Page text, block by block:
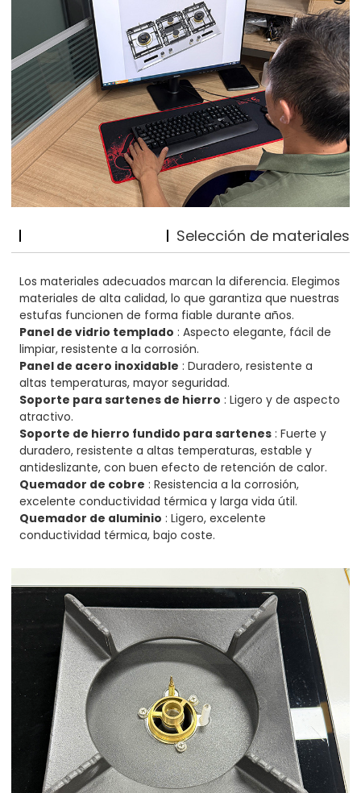
Selección de materiales
Los materiales adecuados marcan la diferencia. Elegimos
materiales de alta calidad, lo que garantiza que nuestras
estufas funcionen de forma fiable durante años.
Panel de vidrio templado : Aspecto elegante, fácil de
limpiar, resistente a la corrosión.
Panel de acero inoxidable : Duradero, resistente a
altas temperaturas, mayor seguridad.
Soporte para sartenes de hierro : Ligero y de aspecto
atractivo.
Soporte de hierro fundido para sartenes : Fuerte y
duradero, resistente a altas temperaturas, estable y
antideslizante, con buen efecto de retención de calor.
Quemador de cobre : Resistencia a la corrosión,
excelente conductividad térmica y larga vida útil.
Quemador de aluminio : Ligero, excelente
conductividad térmica, bajo coste.